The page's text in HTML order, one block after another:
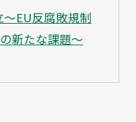
EU反腐敗規制
新たな課題～